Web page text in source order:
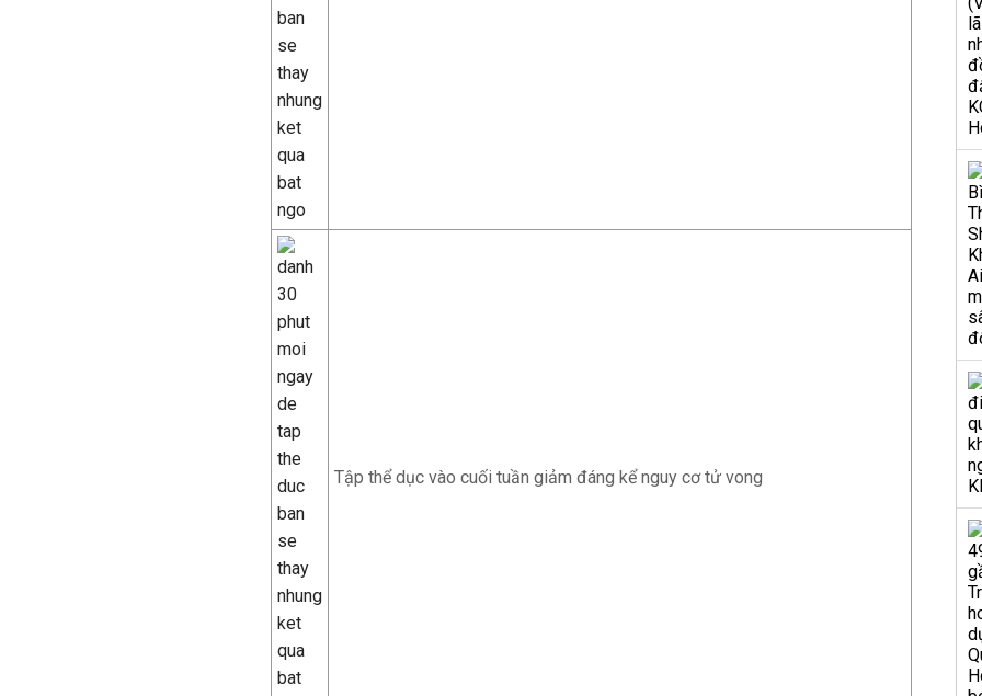
Tập thể dục vào cuối tuần giảm đáng kể nguy cơ tử vong